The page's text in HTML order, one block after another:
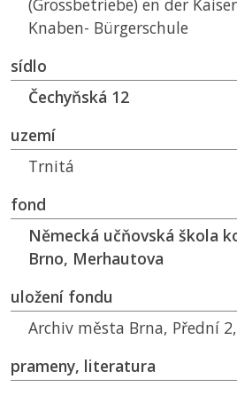
(Grossbetriebe) en der
Knaben- Bürgerschule
sídlo
Čechyňská 12
uzemí
Trnitá
fond
Německá učňovská škola
Brno, Merhautova
uložení fondu
Archiv města Brna, Přední
prameny, literatura